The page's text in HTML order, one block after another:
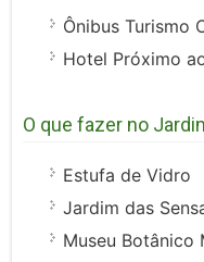
Ônibus Turismo
Hotel Próximo
O que fazer no
Estufa de Vidro
Jardim das
Museu Botânico